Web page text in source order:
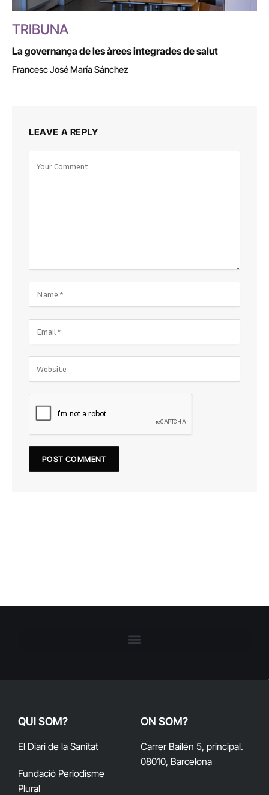
TRIBUNA
La governança de les àrees integrades de salut
Francesc José María Sánchez
LEAVE A REPLY
QUI SOM?
El Diari de la Sanitat
Fundació Periodisme
Plural
ON SOM?
Carrer Bailén 5, principal.
08010, Barcelona